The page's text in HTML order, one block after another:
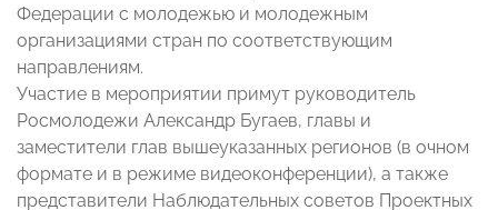
Федерации с молодежью и молодежным
организациями стран по соответствующим
направлениям.
Участие в мероприятии примут руководитель
Росмолодежи Александр Бугаев, главы и
заместители глав вышеуказанных регионов (в очном
формате и в режиме видеоконференции), а также
представители Наблюдательных советов Проектных